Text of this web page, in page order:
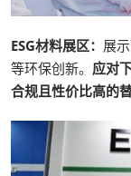
ESG材料展区： 展
等环保创新。 应对
合规且性价比高的